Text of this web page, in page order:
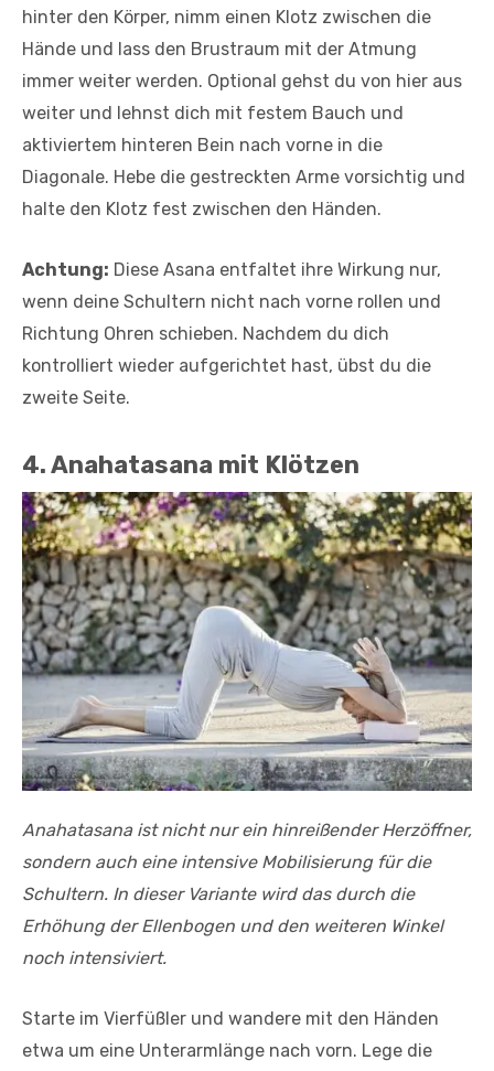
hinter den Körper, nimm einen Klotz zwischen die
Hände und lass den Brustraum mit der Atmung
immer weiter werden. Optional gehst du von hier aus
weiter und lehnst dich mit festem Bauch und
aktivier­tem hinteren Bein nach vorne in die
Diagonale. Hebe die gestreckten Arme vorsichtig und
halte den Klotz fest zwischen den Händen.
Achtung: Diese Asana entfaltet ihre Wirkung nur,
wenn deine Schultern nicht nach vorne rollen und
Richtung Oh­ren schieben. Nachdem du dich
kontrolliert wieder aufgerichtet hast, übst du die
zweite Seite.
4. Anahatasana mit Klötzen
Anahatasana ist nicht nur ein hinreißender Herzöffner,
sondern auch eine intensive Mobilisierung für die
Schultern. In dieser Variante wird das durch die
Erhöhung der Ellenbogen und den weiteren Winkel
noch intensiviert.
Starte im Vierfüßler und wandere mit den Händen
etwa um eine Unterarmlänge nach vorn. Lege die